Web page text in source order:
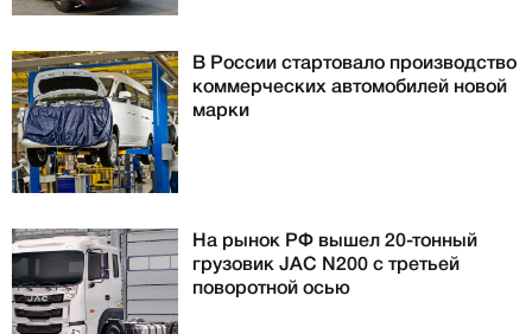
В России стартовало производство
коммерческих автомобилей новой
марки
На рынок РФ вышел 20-тонный
грузовик JAC N200 с третьей
поворотной осью